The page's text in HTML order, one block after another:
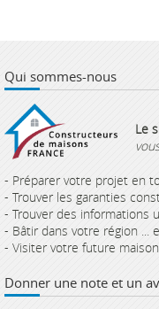
Qui sommes-nous
Le
- Préparer votre projet en
- Trouver les garanties
- Trouver des informations
- Bâtir dans votre région ...
- Visiter votre future
Donner une note et un